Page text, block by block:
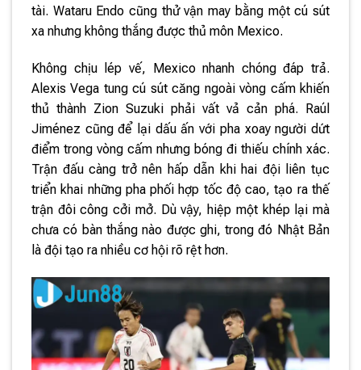
tài. Wataru Endo cũng thử vận may bằng một cú sút
xa nhưng không thắng được thủ môn Mexico.
Không chịu lép vế, Mexico nhanh chóng đáp trả.
Alexis Vega tung cú sút căng ngoài vòng cấm khiến
thủ thành Zion Suzuki phải vất vả cản phá. Raúl
Jiménez cũng để lại dấu ấn với pha xoay người dứt
điểm trong vòng cấm nhưng bóng đi thiếu chính xác.
Trận đấu càng trở nên hấp dẫn khi hai đội liên tục
triển khai những pha phối hợp tốc độ cao, tạo ra thế
trận đôi công cởi mở. Dù vậy, hiệp một khép lại mà
chưa có bàn thắng nào được ghi, trong đó Nhật Bản
là đội tạo ra nhiều cơ hội rõ rệt hơn.